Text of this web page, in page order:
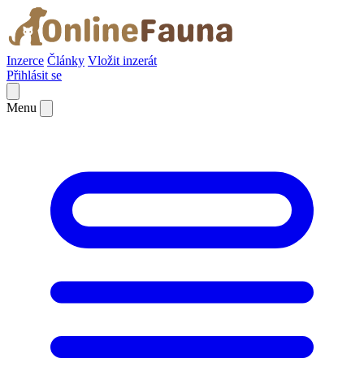
Inzerce Články Vložit inzerát
Přihlásit se
Menu